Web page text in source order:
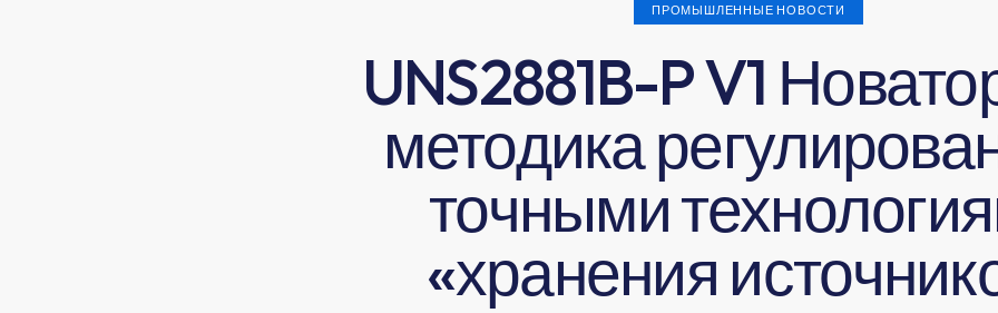
ПРОМЫШЛЕННЫЕ НОВОСТИ
UNS2881B-P V1
методика
точными
«хранения